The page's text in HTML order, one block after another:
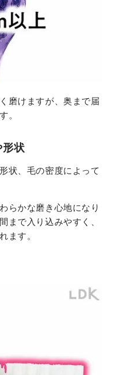
磨けますが、奥まで届
。
状
状、毛の密度によって
らかな磨き心地になり
まで入り込みやすく、
ます。